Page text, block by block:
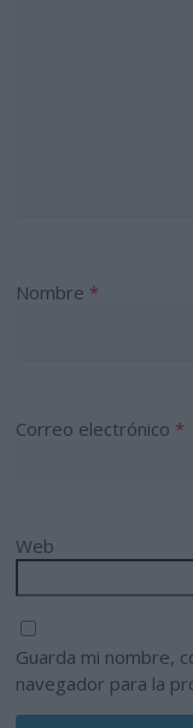
Nombre *
Correo electrónico *
Web
Guarda mi nombre,
navegador para la